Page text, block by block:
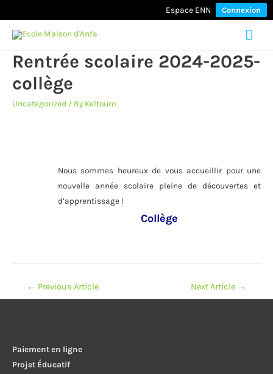
Espace ENN Connexion
Rentrée scolaire 2024-2025-
collège
Uncategorized / By Keltoum
Nous sommes heureux de vous accueillir pour une
nouvelle année scolaire pleine de découvertes et
d’apprentissage !
Collège
Navigation
de
← Previous Article Next Article →
Paiement en ligne
Projet Éducatif